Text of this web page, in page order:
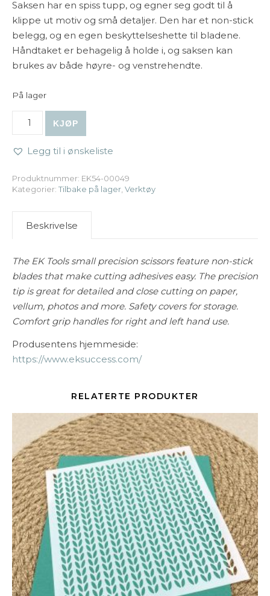
Saksen har en spiss tupp, og egner seg godt til å
klippe ut motiv og små detaljer. Den har et non-stick
belegg, og en egen beskyttelseshette til bladene.
Håndtaket er behagelig å holde i, og saksen kan
brukes av både høyre- og venstrehendte.
På lager
KJØP
Legg til i ønskeliste
Produktnummer: EK54-00049
Kategorier: Tilbake på lager, Verktøy
Beskrivelse
The EK Tools small precision scissors feature non-stick
blades that make cutting adhesives easy. The precision
tip is great for detailed and close cutting on paper,
vellum, photos and more. Safety covers for storage.
Comfort grip handles for right and left hand use.
Produsentens hjemmeside:
https://www.eksuccess.com/
RELATERTE PRODUKTER